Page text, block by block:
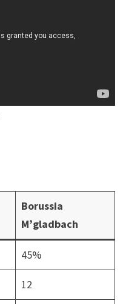
Borussia
M’gladbach
45%
12